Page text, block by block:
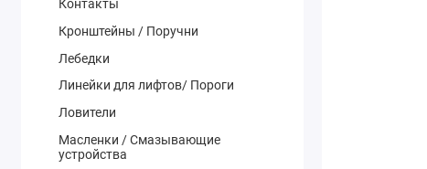
Контакты
Кронштейны / Поручни
Лебедки
Линейки для лифтов/ Пороги
Ловители
Масленки / Смазывающие
устройства